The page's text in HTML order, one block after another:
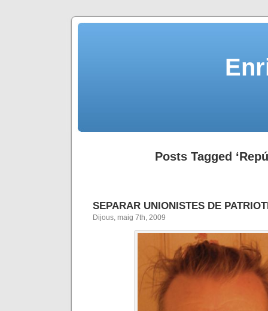
Posts Tagged
SEPARAR UNIONISTES DE
Dijous, maig 7th, 2009